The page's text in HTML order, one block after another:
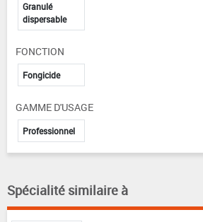
Granulé
dispersable
FONCTION
Fongicide
GAMME D'USAGE
Professionnel
Spécialité similaire à